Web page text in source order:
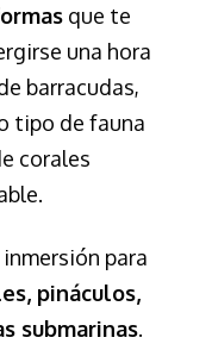
que te
una hora
barracudas,
tipo de fauna
corales
para
pináculos,
submarinas.